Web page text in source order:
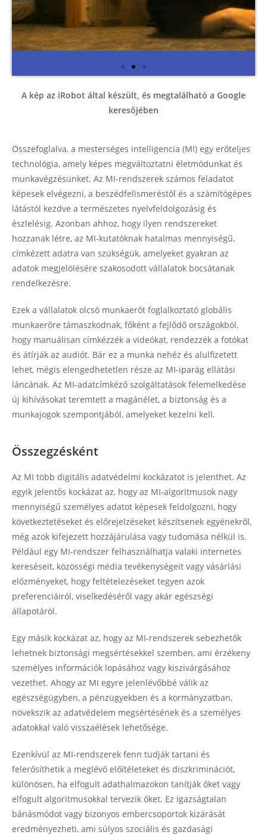
A kép az iRobot által készült, és megtalálható a Google
keresőjében
Összefoglalva, a mesterséges intelligencia (MI) egy erőteljes
technológia, amely képes megváltoztatni életmódunkat és
munkavégzésünket. Az MI-rendszerek számos feladatot
képesek elvégezni, a beszédfelismeréstől és a számítógépes
látástól kezdve a természetes nyelvfeldolgozásig és
észlelésig. Azonban ahhoz, hogy ilyen rendszereket
hozzanak létre, az MI-kutatóknak hatalmas mennyiségű,
címkézett adatra van szükségük, amelyeket gyakran az
adatok megjelölésére szakosodott vállalatok bocsátanak
rendelkezésre.
Ezek a vállalatok olcsó munkaerőt foglalkoztató globális
munkaerőre támaszkodnak, főként a fejlődő országokból,
hogy manuálisan címkézzék a videókat, rendezzék a fotókat
és átírják az audiót. Bár ez a munka nehéz és alulfizetett
lehet, mégis elengedhetetlen része az MI-iparág ellátási
láncának. Az MI-adatcímkéző szolgáltatások felemelkedése
új kihívásokat teremtett a magánélet, a biztonság és a
munkajogok szempontjából, amelyeket kezelni kell.
Összegzésként
Az MI több digitális adatvédelmi kockázatot is jelenthet. Az
egyik jelentős kockázat az, hogy az MI-algoritmusok nagy
mennyiségű személyes adatot képesek feldolgozni, hogy
következtetéseket és előrejelzéseket készítsenek egyénekről,
még azok kifejezett hozzájárulása vagy tudomása nélkül is.
Például egy MI-rendszer felhasználhatja valaki internetes
kereséseit, közösségi média tevékenységeit vagy vásárlási
előzményeket, hogy feltételezéseket tegyen azok
preferenciáiról, viselkedéséről vagy akár egészségi
állapotáról.
Egy másik kockázat az, hogy az MI-rendszerek sebezhetők
lehetnek biztonsági megsértésekkel szemben, ami érzékeny
személyes információk lopásához vagy kiszivárgásához
vezethet. Ahogy az MI egyre jelenlévőbbé válik az
egészségügyben, a pénzügyekben és a kormányzatban,
növekszik az adatvédelem megsértésének és a személyes
adatokkal való visszaélések lehetősége.
Ezenkívül az MI-rendszerek fenn tudják tartani és
felerősíthetik a meglévő előítéleteket és diszkriminációt,
különösen, ha elfogult adathalmazokon tanítják őket vagy
elfogult algoritmusokkal tervezik őket. Ez igazságtalan
bánásmódot vagy bizonyos embercsoportok kizárását
eredményezheti, ami súlyos szociális és gazdasági